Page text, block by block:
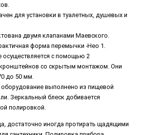
для установки в туалетных, душевых и
двумя клапанами Маевского.
форма перемычки -Нео 1.
осуществляется с помощью 2
кронштейнов со скрытым монтажом. Они
до 50 мм.
оборудование выполнено из пищевой
Зеркальный блеск добивается
полировкой.
достаточно иногда протирать щадящими